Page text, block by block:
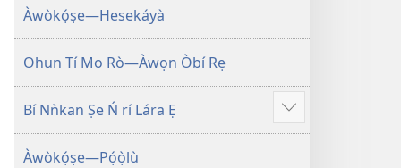
pọ̀
Àwòkọ́ṣe—Hesekáyà
Ohun Tí Mo Rò—Àwọn Òbí Rẹ
Bí Nǹkan Ṣe Ń rí Lára Ẹ
Fi
èyí
Àwòkọ́ṣe—Pọ́ọ̀lù